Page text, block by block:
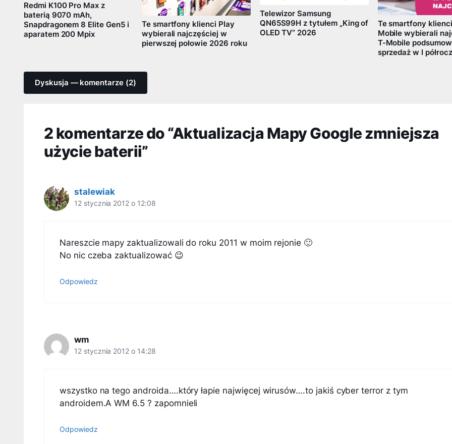
Redmi K100 Pro Max z
baterią 9070 mAh,
Snapdragonem 8 Elite Gen5 i
aparatem 200 Mpix
Te smartfony klienci Play
wybierali najczęściej w
pierwszej połowie 2026 roku
Telewizor Samsung
QN65S99H z tytułem „King of
OLED TV” 2026
Te smartfony
Mobile wybierali
T-Mobile
sprzedaż w I
Dyskusja — komentarze (2)
2 komentarze do “Aktualizacja Mapy Google zmniejsza
użycie baterii”
stalewiak
12 stycznia 2012 o 12:08
Nareszcie mapy zaktualizowali do roku 2011 w moim rejonie 🙂
No nic czeba zaktualizować 😉
Odpowiedz
wm
12 stycznia 2012 o 14:28
wszystko na tego androida….który łapie najwięcej wirusów….to jakiś cyber terror z tym
androidem.A WM 6.5 ? zapomnieli
Odpowiedz